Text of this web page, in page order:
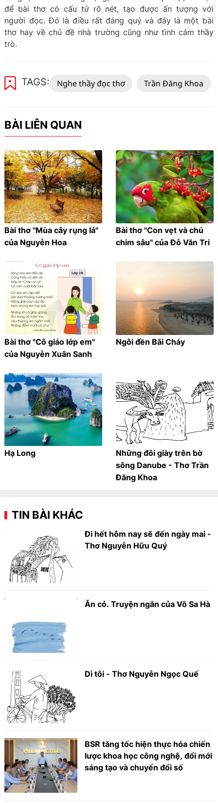
để bài thơ có cấu tứ rõ nét, tạo được ấn tượng với
người đọc. Đó là điều rất đáng quý và đây là một bài
thơ hay về chủ đề nhà trường cũng như tình cảm thầy
trò.
TAGS: Nghe thầy đọc thơ Trần Đăng Khoa
BÀI LIÊN QUAN
Bài thơ "Mùa cây rụng lá"
của Nguyễn Hoa
Bài thơ "Con vẹt và chú
chim sâu" của Đỗ Văn Tri
Bài thơ "Cô giáo lớp em"
của Nguyễn Xuân Sanh
Ngôi đền Bãi Cháy
Hạ Long
Những đôi giày trên bờ
sông Danube - Thơ Trần
Đăng Khoa
TIN BÀI KHÁC
Đi hết hôm nay sẽ đến ngày mai -
Thơ Nguyễn Hữu Quý
Ăn cỏ. Truyện ngắn của Võ Sa Hà
Dì tôi - Thơ Nguyễn Ngọc Quế
BSR tăng tốc hiện thực hóa chiến
lược khoa học công nghệ, đổi mới
sáng tạo và chuyển đổi số